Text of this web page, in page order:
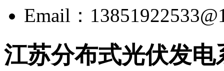
Email：
江苏分布式光伏发